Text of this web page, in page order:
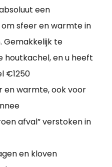
een
sfeer en warmte in
Gemakkelijk te
houtkachel, en u heeft
€1250
en warmte, ook voor
afval” verstoken in
en kloven